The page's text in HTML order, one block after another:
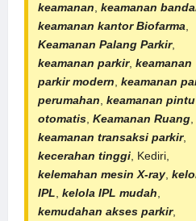
keamanan, keamanan
keamanan kantor Biofarma,
Keamanan Palang Parkir,
keamanan parkir, keamanan
parkir modern, keamanan
perumahan, keamanan pintu
otomatis, Keamanan Ruang,
keamanan transaksi parkir,
kecerahan tinggi, Kediri,
kelemahan mesin X-ray,
IPL, kelola IPL mudah,
kemudahan akses parkir,